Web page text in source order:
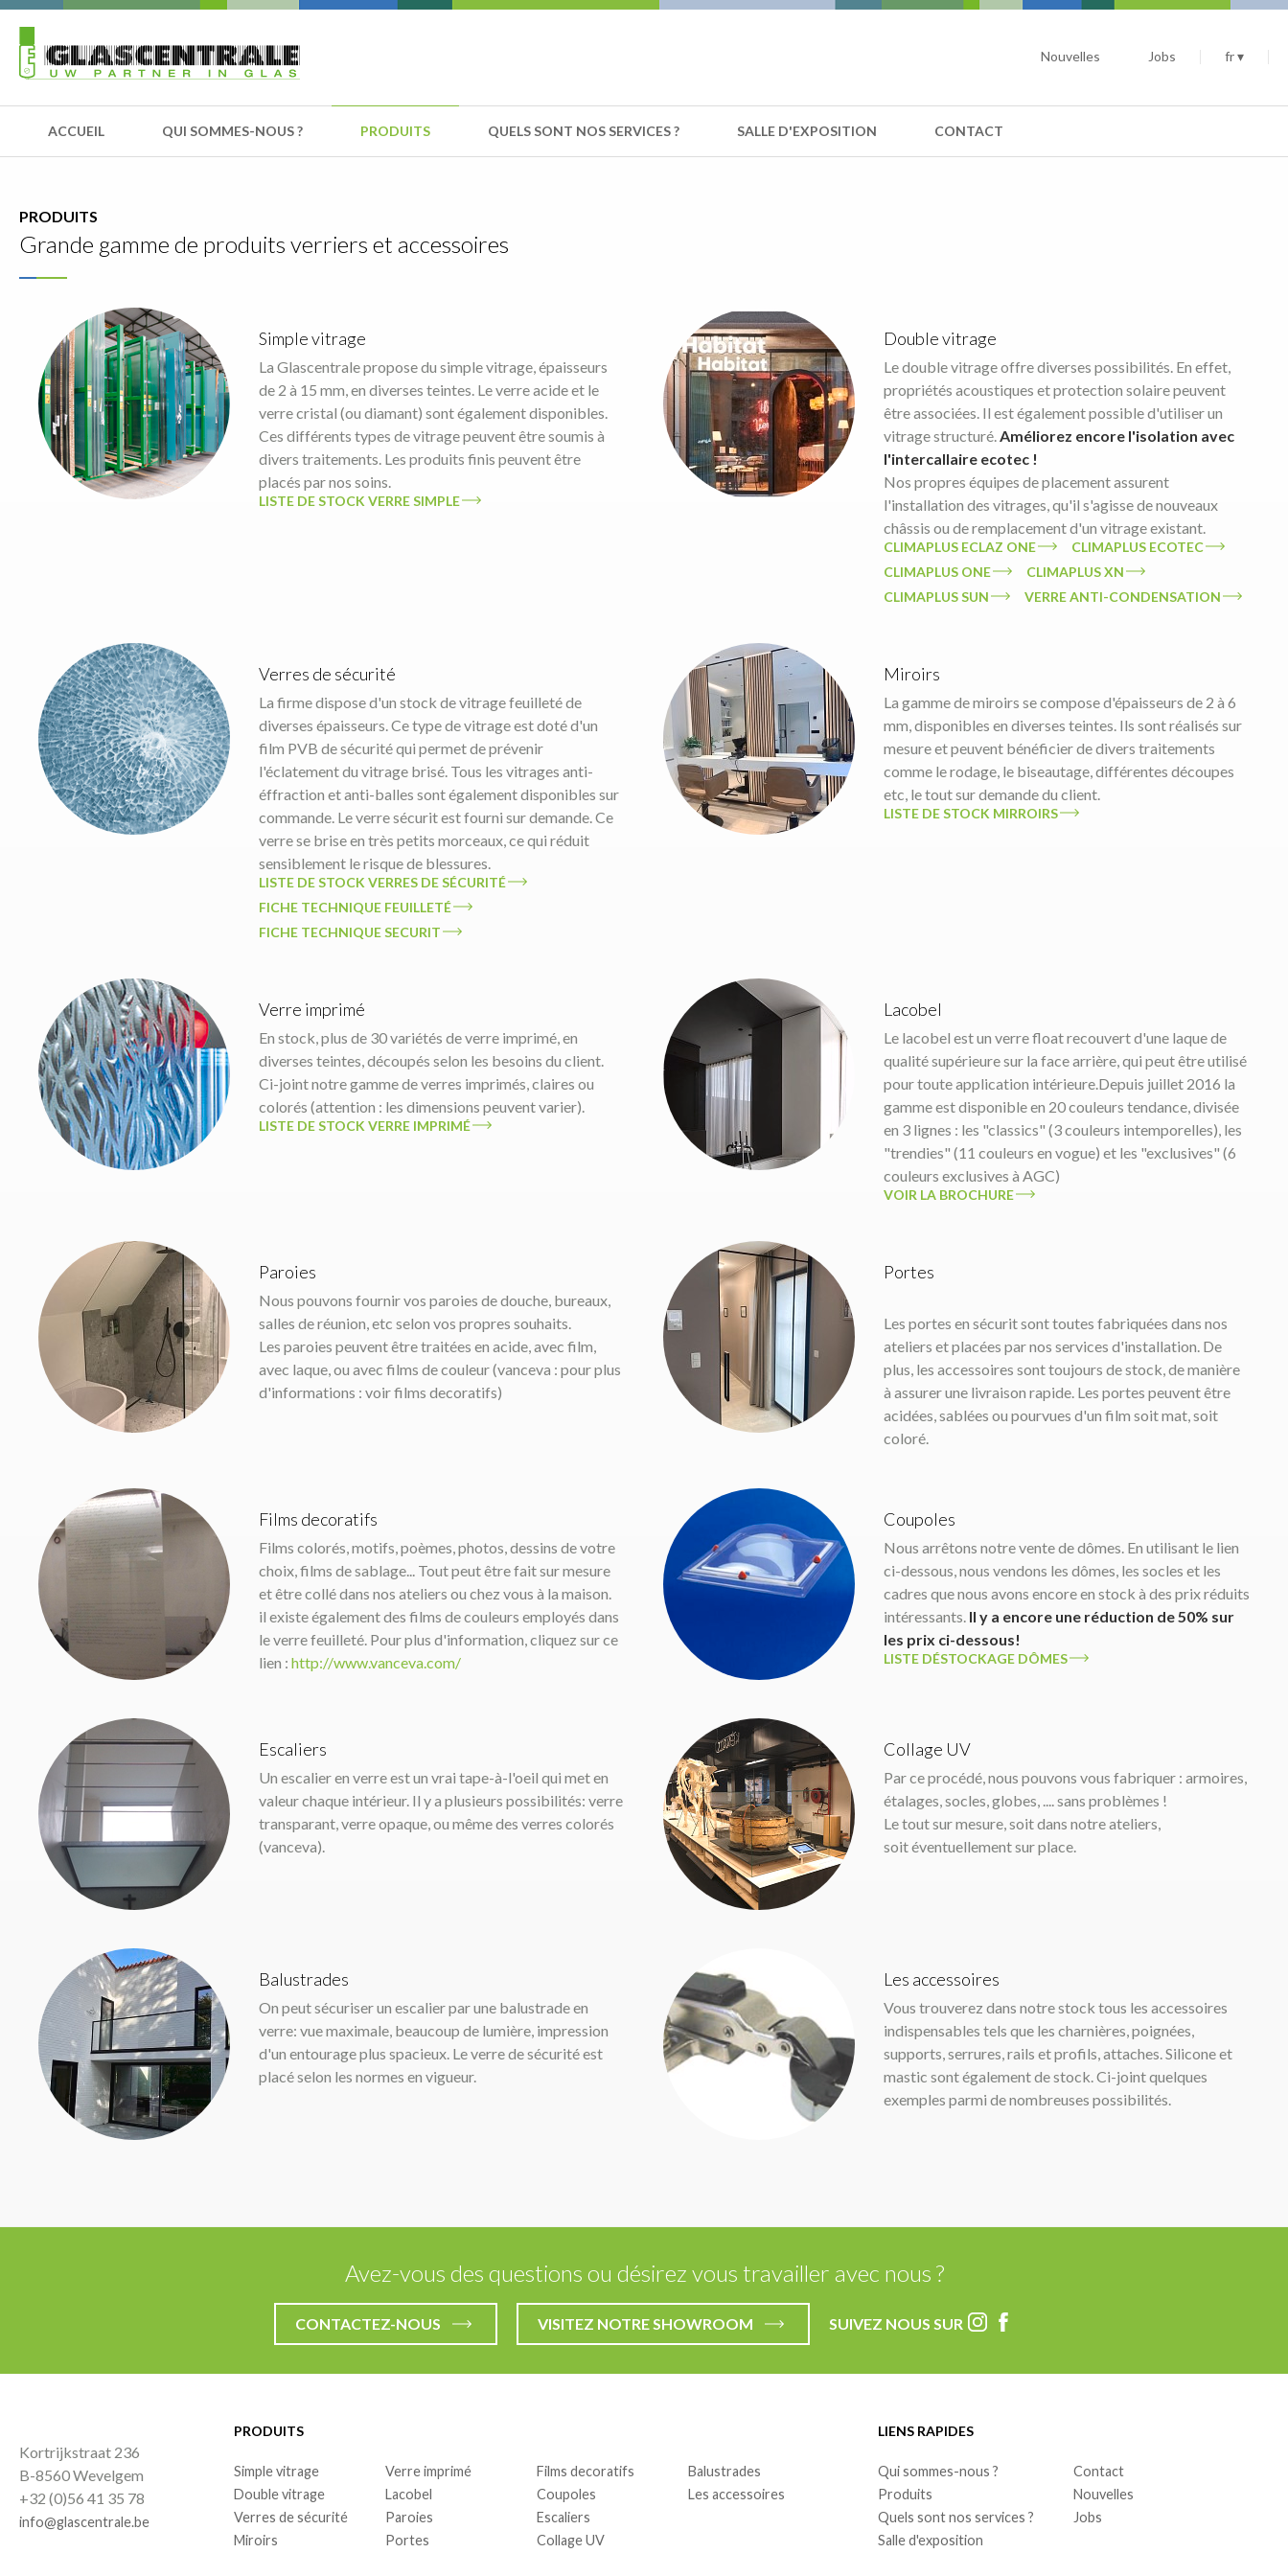
Nouvelles Jobs fr ▾
ACCUEIL QUI SOMMES-NOUS ? PRODUITS QUELS SONT NOS SERVICES ? SALLE D'EXPOSITION CONTACT
PRODUITS
Grande gamme de produits verriers et accessoires
Simple vitrage
La Glascentrale propose du simple vitrage, épaisseurs
de 2 à 15 mm, en diverses teintes. Le verre acide et le
verre cristal (ou diamant) sont également disponibles.
Ces différents types de vitrage peuvent être soumis à
divers traitements. Les produits finis peuvent être
placés par nos soins.
LISTE DE STOCK VERRE SIMPLE
Double vitrage
Le double vitrage offre diverses possibilités. En effet,
propriétés acoustiques et protection solaire peuvent
être associées. Il est également possible d'utiliser un
vitrage structuré.Améliorez encore l'isolation avec
l'intercallaire ecotec !
Nos propres équipes de placement assurent
l'installation des vitrages, qu'il s'agisse de nouveaux
châssis ou de remplacement d'un vitrage existant.
CLIMAPLUS ECLAZ ONE
CLIMAPLUS ECOTEC
CLIMAPLUS ONE
CLIMAPLUS XN
CLIMAPLUS SUN
VERRE ANTI-CONDENSATION
Verres de sécurité
La firme dispose d'un stock de vitrage feuilleté de
diverses épaisseurs. Ce type de vitrage est doté d'un
film PVB de sécurité qui permet de prévenir
l'éclatement du vitrage brisé. Tous les vitrages anti-
éffraction et anti-balles sont également disponibles sur
commande. Le verre sécurit est fourni sur demande. Ce
verre se brise en très petits morceaux, ce qui réduit
sensiblement le risque de blessures.
LISTE DE STOCK VERRES DE SÉCURITÉ
FICHE TECHNIQUE FEUILLETÉ
FICHE TECHNIQUE SECURIT
Miroirs
La gamme de miroirs se compose d'épaisseurs de 2 à 6
mm, disponibles en diverses teintes. Ils sont réalisés sur
mesure et peuvent bénéficier de divers traitements
comme le rodage, le biseautage, différentes découpes
etc, le tout sur demande du client.
LISTE DE STOCK MIRROIRS
Verre imprimé
En stock, plus de 30 variétés de verre imprimé, en
diverses teintes, découpés selon les besoins du client.
Ci-joint notre gamme de verres imprimés, claires ou
colorés (attention : les dimensions peuvent varier).
LISTE DE STOCK VERRE IMPRIMÉ
Lacobel
Le lacobel est un verre float recouvert d'une laque de
qualité supérieure sur la face arrière, qui peut être utilisé
pour toute application intérieure.Depuis juillet 2016 la
gamme est disponible en 20 couleurs tendance, divisée
en 3 lignes : les "classics" (3 couleurs intemporelles), les
"trendies" (11 couleurs en vogue) et les "exclusives" (6
couleurs exclusives à AGC)
VOIR LA BROCHURE
Paroies
Nous pouvons fournir vos paroies de douche, bureaux,
salles de réunion, etc selon vos propres souhaits.
Les paroies peuvent être traitées en acide, avec film,
avec laque, ou avec films de couleur (vanceva : pour plus
d'informations : voir films decoratifs)
Portes
Les portes en sécurit sont toutes fabriquées dans nos
ateliers et placées par nos services d'installation. De
plus, les accessoires sont toujours de stock, de manière
à assurer une livraison rapide. Les portes peuvent être
acidées, sablées ou pourvues d'un film soit mat, soit
coloré.
Films decoratifs
Films colorés, motifs, poèmes, photos, dessins de votre
choix, films de sablage... Tout peut être fait sur mesure
et être collé dans nos ateliers ou chez vous à la maison.
il existe également des films de couleurs employés dans
le verre feuilleté. Pour plus d'information, cliquez sur ce
lien : http://www.vanceva.com/
Coupoles
Nous arrêtons notre vente de dômes. En utilisant le lien
ci-dessous, nous vendons les dômes, les socles et les
cadres que nous avons encore en stock à des prix réduits
intéressants. Il y a encore une réduction de 50% sur
les prix ci-dessous!
LISTE DÉSTOCKAGE DÔMES
Escaliers
Un escalier en verre est un vrai tape-à-l'oeil qui met en
valeur chaque intérieur. Il y a plusieurs possibilités: verre
transparant, verre opaque, ou même des verres colorés
(vanceva).
Collage UV
Par ce procédé, nous pouvons vous fabriquer : armoires,
étalages, socles, globes, .... sans problèmes !
Le tout sur mesure, soit dans notre ateliers,
soit éventuellement sur place.
Balustrades
On peut sécuriser un escalier par une balustrade en
verre: vue maximale, beaucoup de lumière, impression
d'un entourage plus spacieux. Le verre de sécurité est
placé selon les normes en vigueur.
Les accessoires
Vous trouverez dans notre stock tous les accessoires
indispensables tels que les charnières, poignées,
supports, serrures, rails et profils, attaches. Silicone et
mastic sont également de stock. Ci-joint quelques
exemples parmi de nombreuses possibilités.
Avez-vous des questions ou désirez vous travailler avec nous ?
CONTACTEZ-NOUS VISITEZ NOTRE SHOWROOM SUIVEZ NOUS SUR
Kortrijkstraat 236
B-8560 Wevelgem
+32 (0)56 41 35 78
info@glascentrale.be
PRODUITS
Simple vitrage
Double vitrage
Verres de sécurité
Miroirs
Verre imprimé
Lacobel
Paroies
Portes
Films decoratifs
Coupoles
Escaliers
Collage UV
Balustrades
Les accessoires
LIENS RAPIDES
Qui sommes-nous ?
Produits
Quels sont nos services ?
Salle d'exposition
Contact
Nouvelles
Jobs